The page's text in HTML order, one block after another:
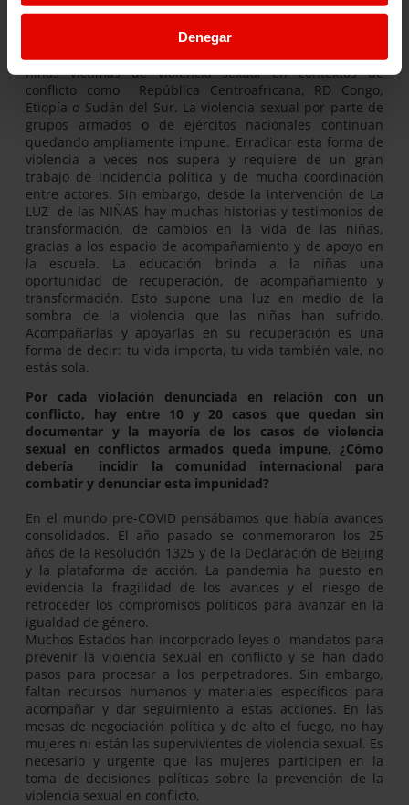
Denegar
consecuencias, entre ellas el suicidio, una realidad muy
Desde la LUZ de las NIÑAS acompañamos y apoyamos a
niñas victimas de violencia sexual en contextos de
conflicto como República Centroafricana, RD Congo,
Etiopía o Sudán del Sur. La violencia sexual por parte de
grupos armados o de ejércitos nacionales continuan
quedando ampliamente impune. Erradicar esta forma de
violencia a veces nos supera y requiere de un gran
trabajo de incidencia política y de mucha coordinación
entre actores. Sin embargo, desde la intervención de La
LUZ de las NIÑAS hay muchas historias y testimonios de
transformación, de cambios en la vida de las niñas,
gracias a los espacio de acompañamiento y de apoyo en
la escuela. La educación brinda a la niñas una
oportunidad de recuperación, de acompañamiento y
transformación. Esto supone una luz en medio de la
sombra de la violencia que las niñas han sufrido.
Acompañarlas y apoyarlas en su recuperación es una
forma de decir: tu vida importa, tu vida también vale, no
estás sola.
Por cada violación denunciada en relación con un
conflicto, hay entre 10 y 20 casos que quedan sin
documentar y la mayoría de los casos de violencia
sexual en conflictos armados queda impune, ¿Cómo
debería incidir la comunidad internacional para
combatir y denunciar esta impunidad?
En el mundo pre-COVID pensábamos que había avances
consolidados. El año pasado se conmemoraron los 25
años de la Resolución 1325 y de la Declaración de Beijing
y la plataforma de acción. La pandemia ha puesto en
evidencia la fragilidad de los avances y el riesgo de
retroceder los compromisos políticos para avanzar en la
igualdad de género.
Muchos Estados han incorporado leyes o mandatos para
prevenir la violencia sexual en conflicto y se han dado
pasos para procesar a los perpetradores. Sin embargo,
faltan recursos humanos y materiales específicos para
acompañar y dar seguimiento a estas acciones. En las
mesas de negociación política y de alto el fuego, no hay
mujeres ni están las supervivientes de violencia sexual. Es
necesario y urgente que las mujeres participen en la
toma de decisiones políticas sobre la prevención de la
violencia sexual en conflicto,